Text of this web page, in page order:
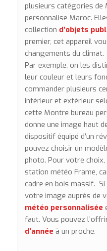
plusieurs catégories de
personnalise Maroc.
collection d’objets
premier, cet appareil
changements du climat.
Par exemple, on les
leur couleur et leurs
commander plusieurs
intérieur et extérieur
cette Montre bureau
donne une image haut
dispositif équipé d’un
pouvez choisir un
photo. Pour votre
station météo Frame,
cadre en bois massif.
votre image auprès de
météopersonnalisée
faut. Vous pouvez
d’année à un proche.